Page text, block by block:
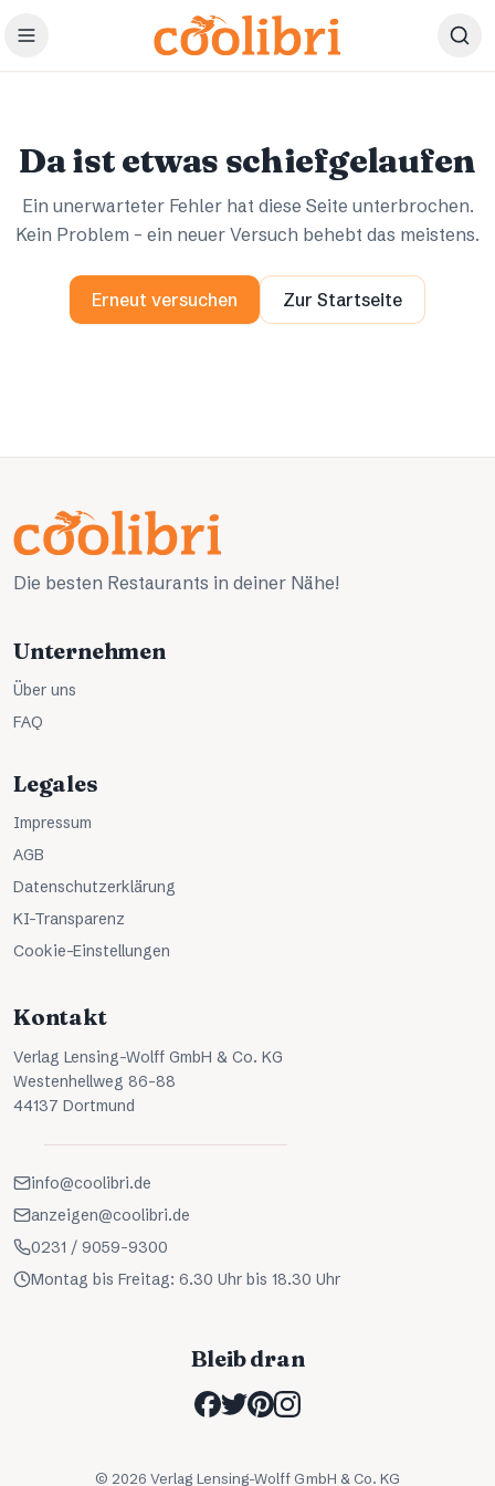
Zum Hauptinhalt springen
Da ist etwas schiefgelaufen
Ein unerwarteter Fehler hat diese Seite unterbrochen.
Kein Problem – ein neuer Versuch behebt das meistens.
Erneut versuchen Zur Startseite
Die besten Restaurants in deiner Nähe!
Unternehmen
Über uns
FAQ
Legales
Impressum
AGB
Datenschutzerklärung
KI-Transparenz
Cookie-Einstellungen
Kontakt
Verlag Lensing-Wolff GmbH & Co. KG
Westenhellweg 86-88
44137 Dortmund
info@coolibri.de
anzeigen@coolibri.de
0231 / 9059-9300
Montag bis Freitag: 6.30 Uhr bis 18.30 Uhr
Bleib dran
© 2026 Verlag Lensing-Wolff GmbH & Co. KG